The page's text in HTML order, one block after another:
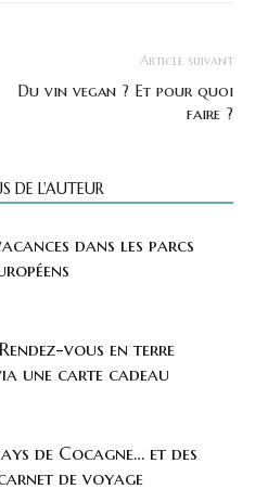
Article suivant
Du vin vegan ? Et pour quoi
faire ?
DE L'AUTEUR
dans les parcs
vous en terre
une carte cadeau
de Cocagne… et des
de voyage